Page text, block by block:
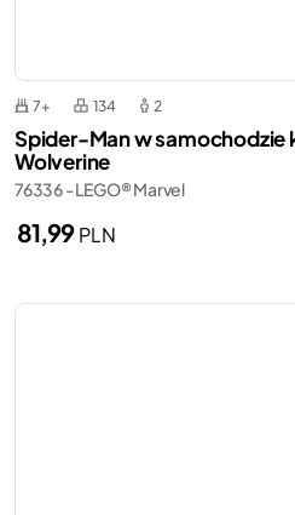
7+ 134 2
Spider-Man w
Wolverine
76336 - LEGO® Marvel
81,99PLN